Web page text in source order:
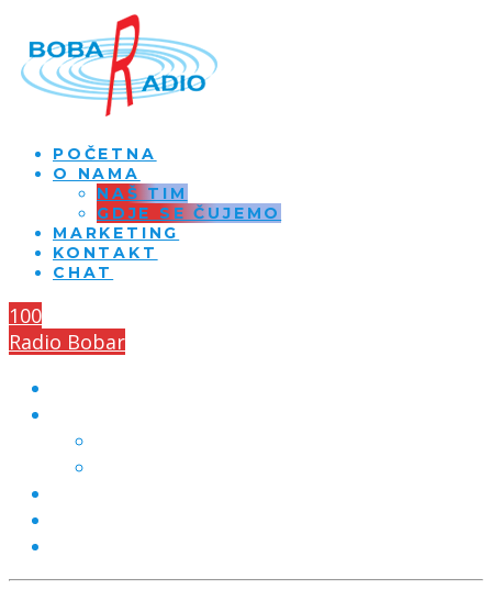
POČETNA
O NAMA
NAŠ TIM
GDJE SE ČUJEMO
MARKETING
KONTAKT
CHAT
100
Radio Bobar